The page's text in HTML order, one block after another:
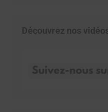
Découvrez nos